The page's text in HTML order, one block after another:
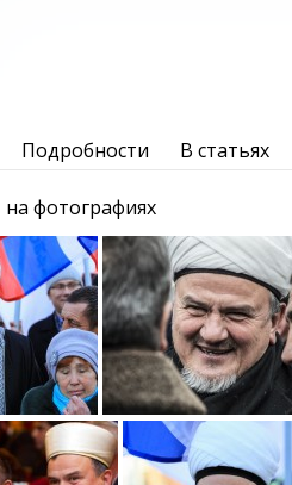
Подробности В статьях
фотографиях